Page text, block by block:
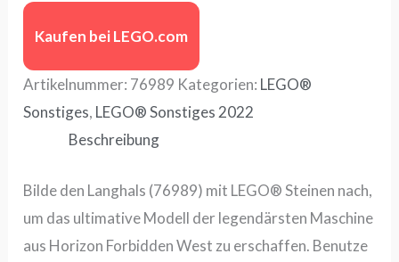
Kaufen bei LEGO.com
Artikelnummer: 76989 Kategorien: LEGO®
Sonstiges, LEGO® Sonstiges 2022
Beschreibung
Bilde den Langhals (76989) mit LEGO® Steinen nach,
um das ultimative Modell der legendärsten Maschine
aus Horizon Forbidden West zu erschaffen. Benutze